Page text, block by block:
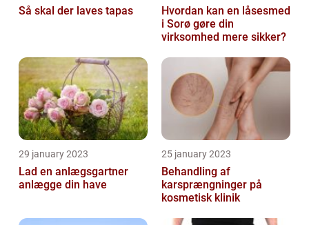
Så skal der laves tapas
Hvordan kan en låsesmed
i Sorø gøre din
virksomhed mere sikker?
29 january 2023
Lad en anlægsgartner
anlægge din have
25 january 2023
Behandling af
karsprængninger på
kosmetisk klinik